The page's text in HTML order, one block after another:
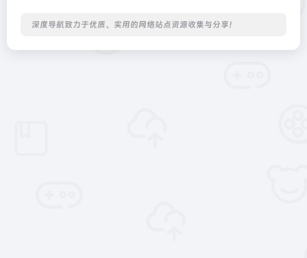
深度导航致力于优质、实用的网络站点资源收集与分享！